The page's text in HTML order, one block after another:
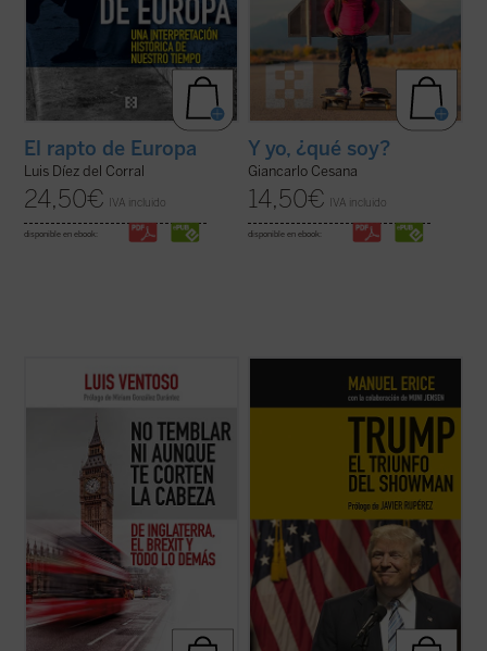
El rapto de Europa
Luis Díez del Corral
24,50€ IVA incluido
disponible en ebook:
Y yo, ¿qué soy?
Giancarlo Cesana
14,50€ IVA incluido
disponible en ebook:
Luis Ventoso, columnista y director adjunto
y apasionado de lo inglés, ha
estudiado a los ingleses y a su país con una
profundo. El resultado de su exploración
durante años de residencia ... (ver ficha)
Una mirada periodística a la irrepetible
campaña electoral vivida por Estados
Unidos, protagonizado por un populista
genuinamente americano, Donald Trump.
La aparición del magnate, que trivializó la
reality ... (ver ficha)